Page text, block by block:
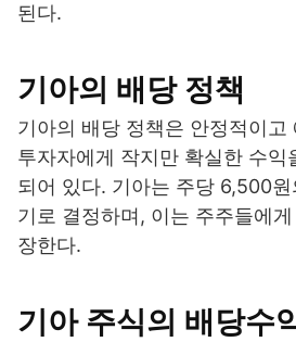
된다.
기아의 배당 정책
기아의 배당 정책은 안정적이고
투자자에게 작지만 확실한 수익
되어 있다. 기아는 주당 6,500
기로 결정하며, 이는 주주들에
장한다.
기아 주식의 배당수